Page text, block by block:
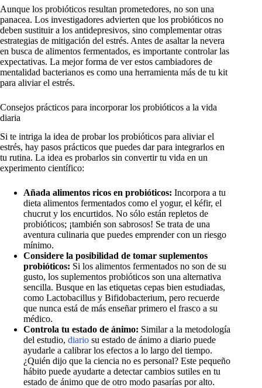
Aunque los probióticos resultan prometedores, no son una
panacea. Los investigadores advierten que los probióticos no
deben sustituir a los antidepresivos, sino complementar otras
estrategias de mitigación del estrés. Antes de asaltar la nevera
en busca de alimentos fermentados, es importante controlar las
expectativas. La mejor forma de ver estos cambiadores de
mentalidad bacterianos es como una herramienta más de tu kit
para aliviar el estrés.
Consejos prácticos para incorporar los probióticos a la vida
diaria
Si te intriga la idea de probar los probióticos para aliviar el
estrés, hay pasos prácticos que puedes dar para integrarlos en
tu rutina. La idea es probarlos sin convertir tu vida en un
experimento científico:
Añada alimentos ricos en probióticos: Incorpora a tu
dieta alimentos fermentados como el yogur, el kéfir, el
chucrut y los encurtidos. No sólo están repletos de
probióticos; ¡también son sabrosos! Se trata de una
aventura culinaria que puedes emprender con un riesgo
mínimo.
Considere la posibilidad de tomar suplementos
probióticos: Si los alimentos fermentados no son de su
gusto, los suplementos probióticos son una alternativa
sencilla. Busque en las etiquetas cepas bien estudiadas,
como Lactobacillus y Bifidobacterium, pero recuerde
que nunca está de más enseñar primero el frasco a su
médico.
Controla tu estado de ánimo: Similar a la metodología
del estudio, diario su estado de ánimo a diario puede
ayudarle a calibrar los efectos a lo largo del tiempo.
¿Quién dijo que la ciencia no es personal? Este pequeño
hábito puede ayudarte a detectar cambios sutiles en tu
estado de ánimo que de otro modo pasarías por alto.